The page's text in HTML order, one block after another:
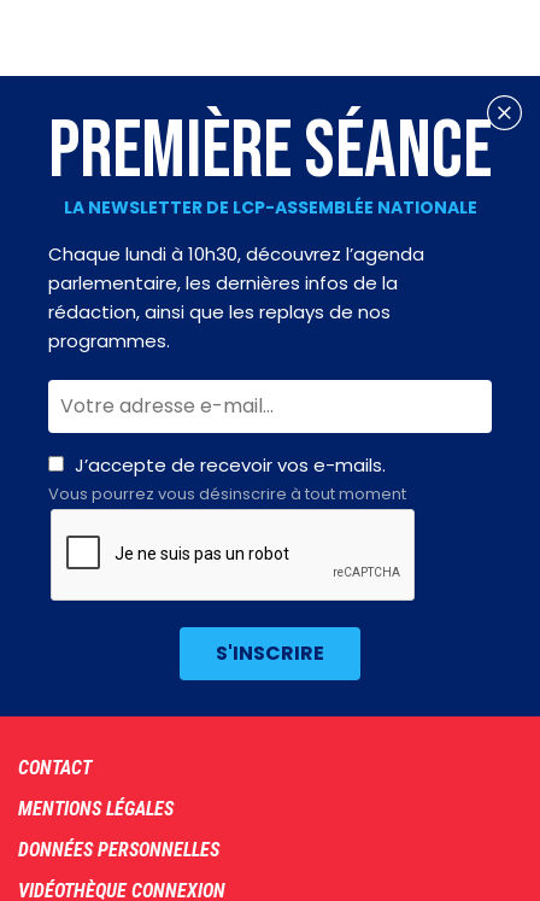
PREMIÈRE SÉANCE
LA NEWSLETTER DE LCP-ASSEMBLÉE NATIONALE
Chaque lundi à 10h30, découvrez l’agenda
parlementaire, les dernières infos de la
rédaction, ainsi que les replays de nos
programmes.
J’accepte de recevoir vos e-mails.
Vous pourrez vous désinscrire à tout moment
Footer
menu
CONTACT
MENTIONS LÉGALES
DONNÉES PERSONNELLES
VIDÉOTHÈQUE CONNEXION